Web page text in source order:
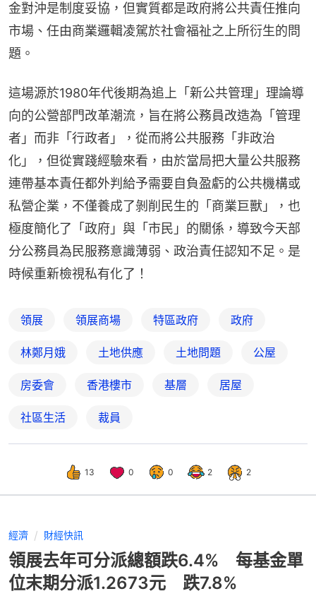
金對沖是制度妥協，但實質都是政府將公共責任推向
市場、任由商業邏輯凌駕於社會福祉之上所衍生的問
題。
這場源於1980年代後期為追上「新公共管理」理論導
向的公營部門改革潮流，旨在將公務員改造為「管理
者」而非「行政者」，從而將公共服務「非政治
化」，但從實踐經驗來看，由於當局把大量公共服務
連帶基本責任都外判給予需要自負盈虧的公共機構或
私營企業，不僅養成了剝削民生的「商業巨獸」，也
極度簡化了「政府」與「市民」的關係，導致今天部
分公務員為民服務意識薄弱、政治責任認知不足。是
時候重新檢視私有化了！
領展 領展商場 特區政府 政府
林鄭月娥 土地供應 土地問題 公屋
房委會 香港樓市 基層 居屋
社區生活 裁員
13 0 0 2 2
經濟 財經快訊
領展去年可分派總額跌6.4% 每基金單
位末期分派1.2673元 跌7.8%